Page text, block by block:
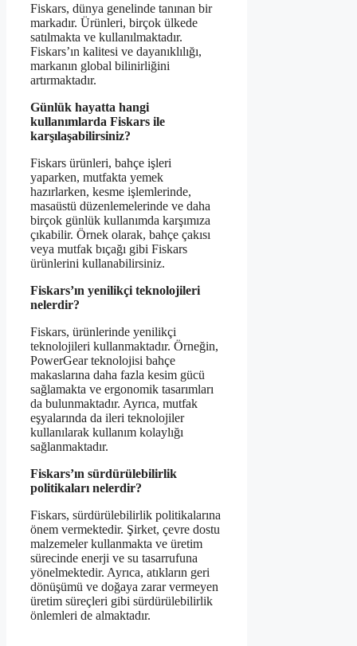
Fiskars, dünya genelinde tanınan bir
markadır. Ürünleri, birçok ülkede
satılmakta ve kullanılmaktadır.
Fiskars’ın kalitesi ve dayanıklılığı,
markanın global bilinirliğini
artırmaktadır.
Günlük hayatta hangi
kullanımlarda Fiskars ile
karşılaşabilirsiniz?
Fiskars ürünleri, bahçe işleri
yaparken, mutfakta yemek
hazırlarken, kesme işlemlerinde,
masaüstü düzenlemelerinde ve daha
birçok günlük kullanımda karşımıza
çıkabilir. Örnek olarak, bahçe çakısı
veya mutfak bıçağı gibi Fiskars
ürünlerini kullanabilirsiniz.
Fiskars’ın yenilikçi teknolojileri
nelerdir?
Fiskars, ürünlerinde yenilikçi
teknolojileri kullanmaktadır. Örneğin,
PowerGear teknolojisi bahçe
makaslarına daha fazla kesim gücü
sağlamakta ve ergonomik tasarımları
da bulunmaktadır. Ayrıca, mutfak
eşyalarında da ileri teknolojiler
kullanılarak kullanım kolaylığı
sağlanmaktadır.
Fiskars’ın sürdürülebilirlik
politikaları nelerdir?
Fiskars, sürdürülebilirlik politikalarına
önem vermektedir. Şirket, çevre dostu
malzemeler kullanmakta ve üretim
sürecinde enerji ve su tasarrufuna
yönelmektedir. Ayrıca, atıkların geri
dönüşümü ve doğaya zarar vermeyen
üretim süreçleri gibi sürdürülebilirlik
önlemleri de almaktadır.